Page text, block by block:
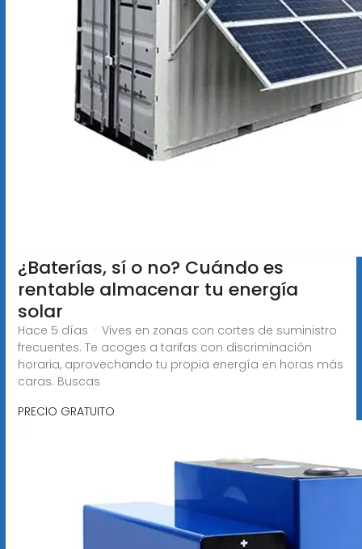
¿Baterías, sí o no? Cuándo es
rentable almacenar tu energía
solar
Hace 5 días · Vives en zonas con cortes de suministro
frecuentes. Te acoges a tarifas con discriminación
horaria, aprovechando tu propia energía en horas más
caras. Buscas
PRECIO GRATUITO